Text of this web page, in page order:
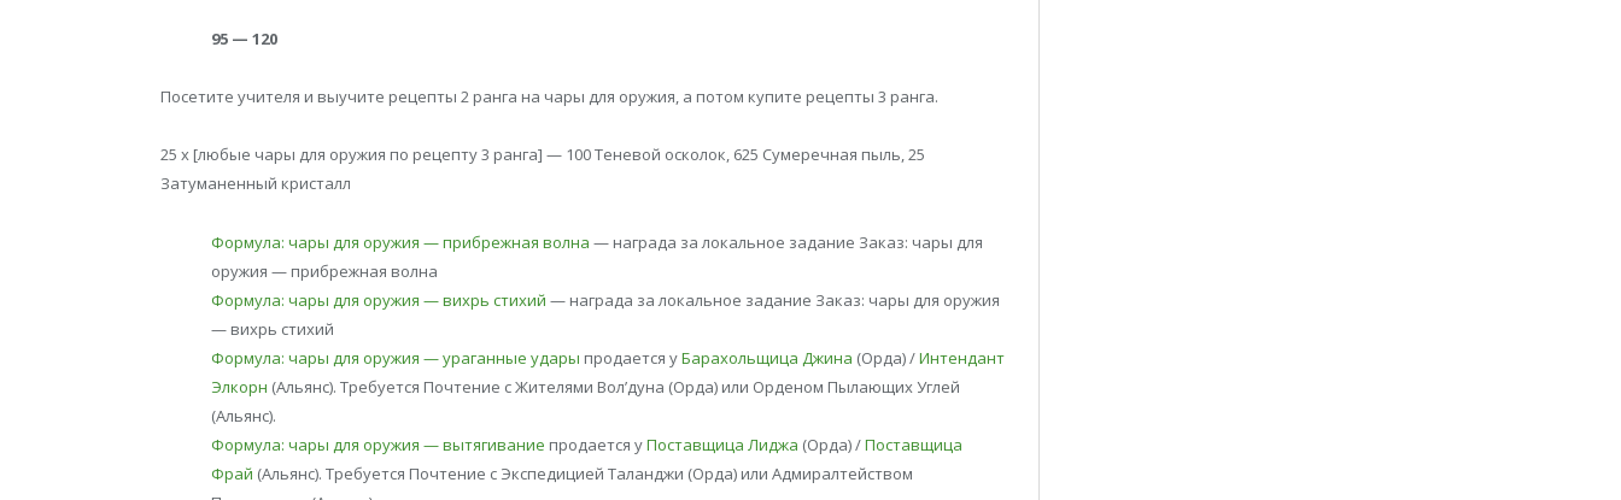
95 — 120
Посетите учителя и выучите рецепты 2 ранга на чары для оружия, а потом купите рецепты 3 ранга.
25 x [любые чары для оружия по рецепту 3 ранга] — 100 Теневой осколок, 625 Сумеречная пыль, 25
Затуманенный кристалл
Формула: чары для оружия — прибрежная волна — награда за локальное задание Заказ: чары для
оружия — прибрежная волна
Формула: чары для оружия — вихрь стихий — награда за локальное задание Заказ: чары для оружия
— вихрь стихий
Формула: чары для оружия — ураганные удары продается уБарахольщица Джина (Орда) /Интендант
Элкорн (Альянс). Требуется Почтение с Жителями Вол’дуна (Орда) или Орденом Пылающих Углей
(Альянс).
Формула: чары для оружия — вытягивание продается уПоставщица Лиджа (Орда) /Поставщица
Фрай (Альянс). Требуется Почтение с Экспедицией Таланджи (Орда) или Адмиралтейством